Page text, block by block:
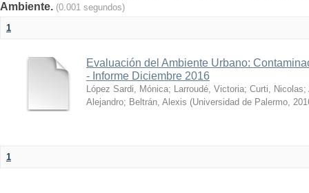
Ambiente. (0.001 segundos)
1
Evaluación del Ambiente Urbano:
- Informe Diciembre 2016
López Sardi, Mónica; Larroudé, Victoria; Curti, Nicolas;
Alejandro; Beltrán, Alexis (Universidad de Palermo,
1